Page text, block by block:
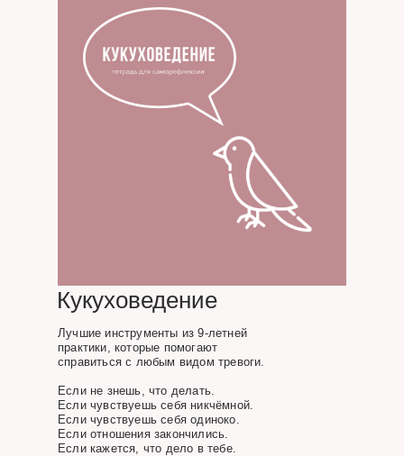
Кукуховедение
Лучшие инструменты из 9-летней
практики, которые помогают
справиться с любым видом тревоги.
Если не знешь, что делать.
Если чувствуешь себя никчёмной.
Если чувствуешь себя одиноко.
Если отношения закончились.
Если кажется, что дело в тебе.